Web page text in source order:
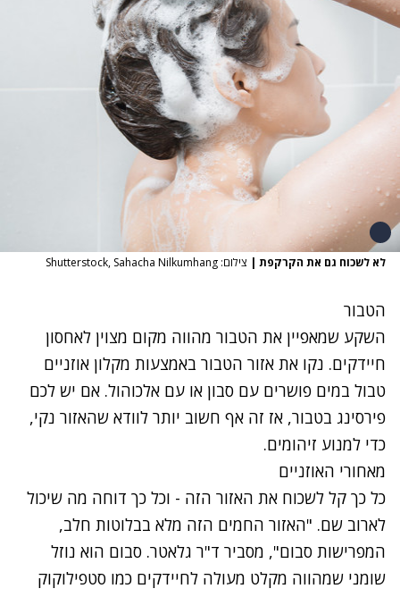
לא לשכוח גם את הקרקפת | צילום: Shutterstock, Sahacha Nilkumhang
הטבור
השקע שמאפיין את הטבור מהווה מקום מצוין לאחסון
חיידקים. נקו את אזור הטבור באמצעות מקלון אוזניים
טבול במים פושרים עם סבון או עם אלכוהול. אם יש לכם
פירסינג בטבור, אז זה אף חשוב יותר לוודא שהאזור נקי,
כדי למנוע זיהומים.
מאחורי האוזניים
כל כך קל לשכוח את האזור הזה - וכל כך דוחה מה שיכול
לארוב שם. "האזור החמים הזה מלא בבלוטות חלב,
המפרישות סבום", מסביר ד"ר גלאטר. סבום הוא נוזל
שומני שמהווה מקלט מעולה לחיידקים כמו סטפילוקוק